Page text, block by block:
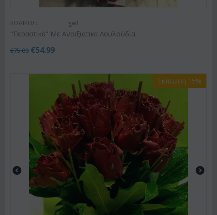
ΚΩΔΙΚΟΣ: gw1
"Περαστικά" Με Ανοιξιάτικα Λουλούδια.
€75.00 €54.99
Έκπτωση 15%